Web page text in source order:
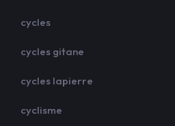
cycles
cycles gitane
cycles lapierre
cyclisme